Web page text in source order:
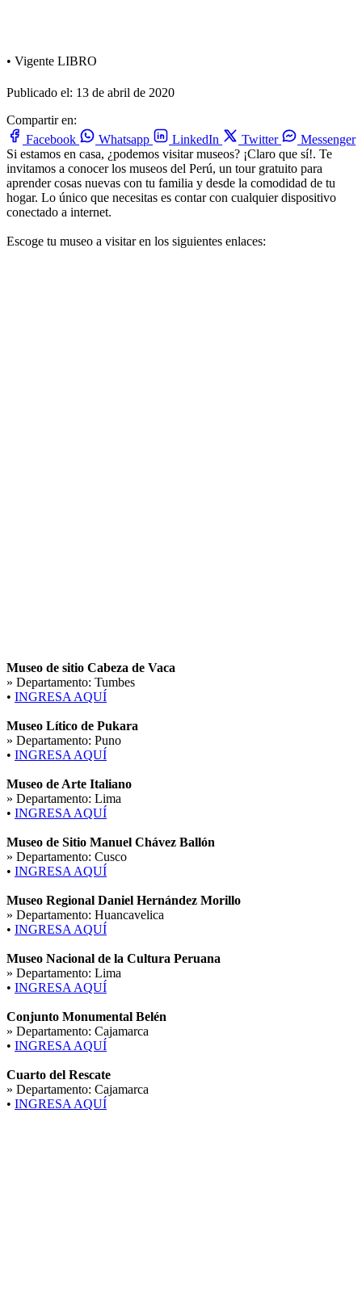
• Vigente LIBRO
Publicado el: 13 de abril de 2020
Compartir en:
Facebook
Whatsapp LinkedIn Twitter
Messenger
Si estamos en casa, ¿podemos visitar museos? ¡Claro que sí!. Te
invitamos a conocer los museos del Perú, un tour gratuito para
aprender cosas nuevas con tu familia y desde la comodidad de tu
hogar. Lo único que necesitas es contar con cualquier dispositivo
conectado a internet.
Escoge tu museo a visitar en los siguientes enlaces:
Museo de sitio Cabeza de Vaca
» Departamento: Tumbes
• INGRESA AQUÍ
Museo Lítico de Pukara
» Departamento: Puno
• INGRESA AQUÍ
Museo de Arte Italiano
» Departamento: Lima
• INGRESA AQUÍ
Museo de Sitio Manuel Chávez Ballón
» Departamento: Cusco
• INGRESA AQUÍ
Museo Regional Daniel Hernández Morillo
» Departamento: Huancavelica
• INGRESA AQUÍ
Museo Nacional de la Cultura Peruana
» Departamento: Lima
• INGRESA AQUÍ
Conjunto Monumental Belén
» Departamento: Cajamarca
• INGRESA AQUÍ
Cuarto del Rescate
» Departamento: Cajamarca
• INGRESA AQUÍ